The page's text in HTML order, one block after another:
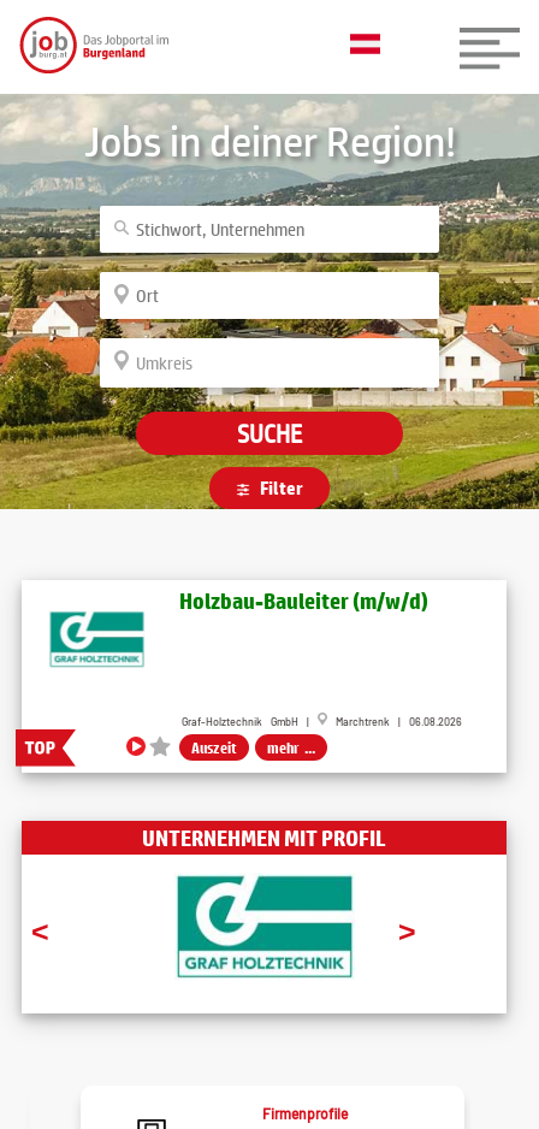
Jobs in deiner Region!
SUCHE
Filter
Holzbau-Bauleiter (m/w/d)
Graf-Holztechnik GmbH | Marchtrenk | 06.08.2026
Auszeit mehr ...
UNTERNEHMEN MIT PROFIL
< >
Firmenprofile